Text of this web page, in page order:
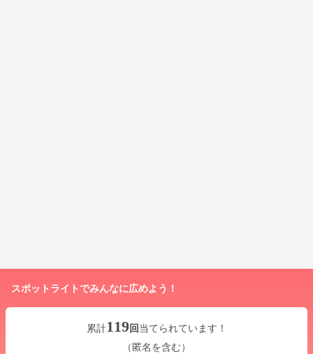
スポットライトでみんなに広めよう！
累計119回当てられています！
（匿名を含む）